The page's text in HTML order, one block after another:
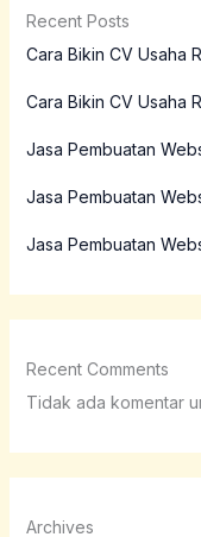
Recent Posts
Cara Bikin CV Usaha
Cara Bikin CV Usaha
Jasa Pembuatan
Jasa Pembuatan
Jasa Pembuatan
Recent Comments
Tidak ada komentar
Archives